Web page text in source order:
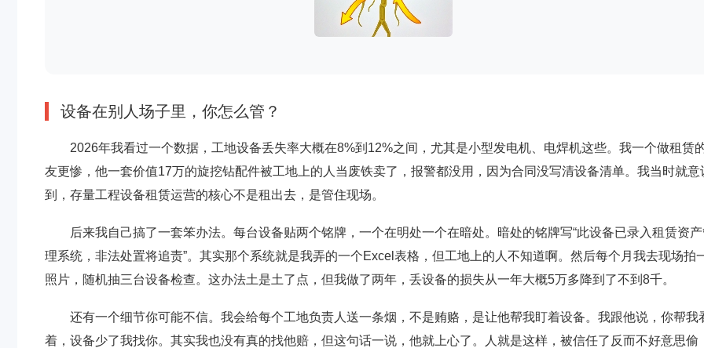
设备在别人场子里，你怎么管？
2026年我看过一个数据，工地设备丢失率大概在8%到12%之间，尤其是小型发电机、电焊机这些。我一个做租赁
友更惨，他一套价值17万的旋挖钻配件被工地上的人当废铁卖了，报警都没用，因为合同没写清设备清单。我当时就意
到，存量工程设备租赁运营的核心不是租出去，是管住现场。
后来我自己搞了一套笨办法。每台设备贴两个铭牌，一个在明处一个在暗处。暗处的铭牌写“此设备已录入租赁资产
理系统，非法处置将追责”。其实那个系统就是我弄的一个Excel表格，但工地上的人不知道啊。然后每个月我去现场拍
照片，随机抽三台设备检查。这办法土是土了点，但我做了两年，丢设备的损失从一年大概5万多降到了不到8千。
还有一个细节你可能不信。我会给每个工地负责人送一条烟，不是贿赂，是让他帮我盯着设备。我跟他说，你帮我
着，设备少了我找你。其实我也没有真的找他赔，但这句话一说，他就上心了。人就是这样，被信任了反而不好意思偷